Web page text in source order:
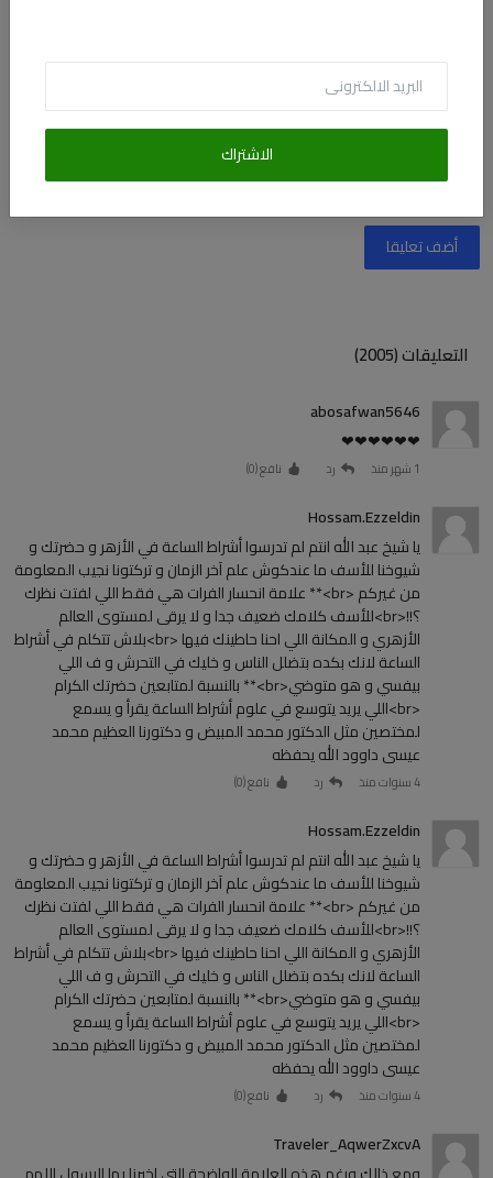
الاشتراك
أضف تعليقا
التعليقات (2005)
abosafwan5646
❤❤❤❤❤❤
1 شهر منذ رد نافع (0
)
Hossam.Ezzeldin
يا شيخ عبد الله انتم لم تدرسوا أشراط الساعة في الأزهر و حضرتك و
شيوخنا للأسف ما عندكوش علم آخر الزمان و تركتونا نجيب المعلومة
من غيركم <br>** علامة انحسار الفرات هي فقط اللي لفتت نظرك
؟!!<br>للأسف كلامك ضعيف جدا و لا يرقى لمستوى العالم
الأزهري و المكانة اللي احنا حاطينك فيها <br>بلاش تتكلم في أشراط
الساعة لانك بكده بتضلل الناس و خليك في التحرش و ف اللي
بيفسي و هو متوضي<br>** بالنسبة لمتابعين حضرتك الكرام
<br>اللي يريد يتوسع في علوم أشراط الساعة يقرأ و يسمع
لمختصين مثل الدكتور محمد المبيض و دكتورنا العظيم محمد
عيسى داوود الله يحفظه
4 سنوات منذ رد نافع (0
)
Hossam.Ezzeldin
يا شيخ عبد الله انتم لم تدرسوا أشراط الساعة في الأزهر و حضرتك و
شيوخنا للأسف ما عندكوش علم آخر الزمان و تركتونا نجيب المعلومة
من غيركم <br>** علامة انحسار الفرات هي فقط اللي لفتت نظرك
؟!!<br>للأسف كلامك ضعيف جدا و لا يرقى لمستوى العالم
الأزهري و المكانة اللي احنا حاطينك فيها <br>بلاش تتكلم في أشراط
الساعة لانك بكده بتضلل الناس و خليك في التحرش و ف اللي
بيفسي و هو متوضي<br>** بالنسبة لمتابعين حضرتك الكرام
<br>اللي يريد يتوسع في علوم أشراط الساعة يقرأ و يسمع
لمختصين مثل الدكتور محمد المبيض و دكتورنا العظيم محمد
عيسى داوود الله يحفظه
4 سنوات منذ رد نافع (0
)
Traveler_AqwerZxcvA